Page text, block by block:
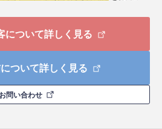
について詳しく見る
ついて詳しく見る
お問い合わせ